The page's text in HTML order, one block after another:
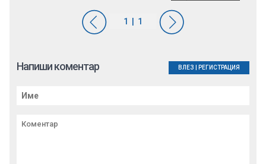
Напиши коментар ВЛЕЗ РЕГИСТРАЦИЯ